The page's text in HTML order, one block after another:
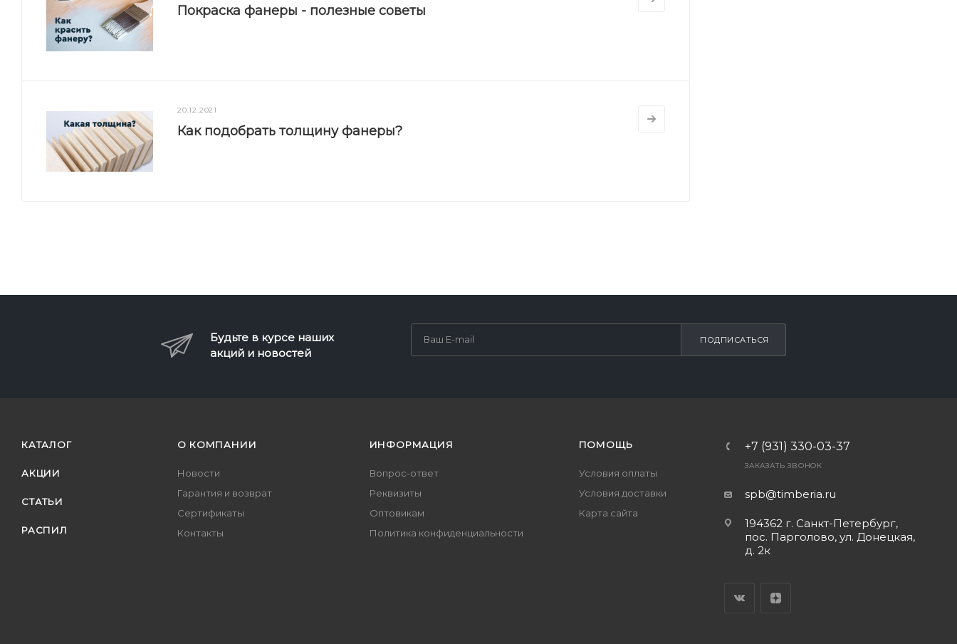
Покраска фанеры - полезные советы
20.12.2021
Как подобрать толщину фанеры?
Будьте в курсе наших
акций и новостей
ПОДПИСАТЬСЯ
КАТАЛОГ
АКЦИИ
СТАТЬИ
РАСПИЛ
О КОМПАНИИ
Новости
Гарантия и возврат
Сертификаты
Контакты
ИНФОРМАЦИЯ
Вопрос-ответ
Реквизиты
Оптовикам
Политика конфиденциальности
ПОМОЩЬ
Условия оплаты
Условия доставки
Карта сайта
+7 (931) 330-03-37
ЗАКАЗАТЬ ЗВОНОК
spb@timberia.ru
194362 г. Санкт-Петербург,
пос. Парголово, ул. Донецкая,
д. 2к